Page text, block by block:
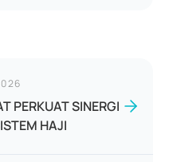
PERKUAT SINERGI
HAJI